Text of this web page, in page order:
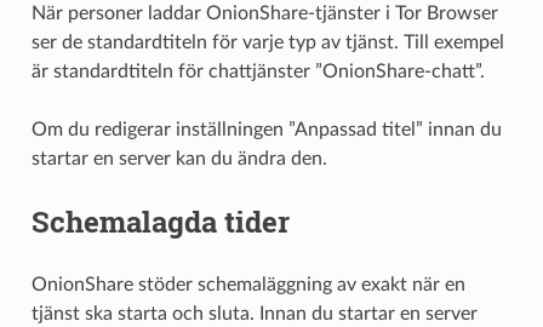
När personer laddar OnionShare-tjänster i Tor Browser
ser de standardtiteln för varje typ av tjänst. Till exempel
är standardtiteln för chattjänster ”OnionShare-chatt”.
Om du redigerar inställningen ”Anpassad titel” innan du
startar en server kan du ändra den.
Schemalagda tider
OnionShare stöder schemaläggning av exakt när en
tjänst ska starta och sluta. Innan du startar en server